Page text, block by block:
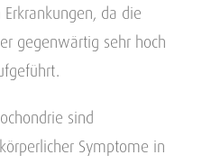
da die
gegenwärtig sehr hoch
sind
Symptome in